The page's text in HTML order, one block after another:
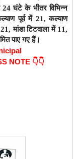
घंटे के भीतर विभिन्न
पूर्व में 21, कल्याण
मांडा टिटवाला में 11,
पाए गए हैं।
NOTE 👇👇